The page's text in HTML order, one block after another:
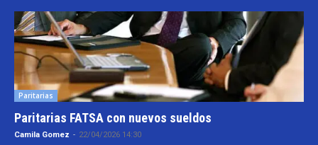
Paritarias
Paritarias FATSA con nuevos sueldos
Camila Gomez - 22/04/2026 14:30